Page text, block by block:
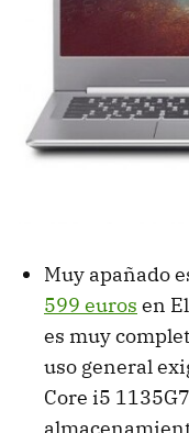
Muy apañado
599 euros en
es muy
uso general
Core i5